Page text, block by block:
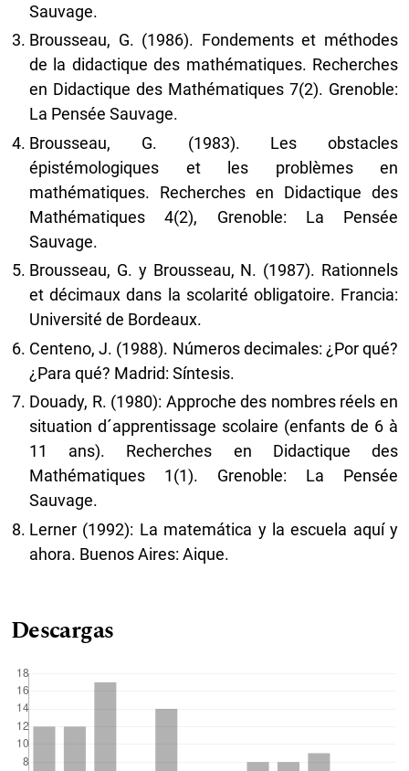
Sauvage.
Brousseau, G. (1986). Fondements et méthodes
de la didactique des mathématiques. Recherches
en Didactique des Mathématiques 7(2). Grenoble:
La Pensée Sauvage.
Brousseau, G. (1983). Les obstacles
épistémologiques et les problèmes en
mathématiques. Recherches en Didactique des
Mathématiques 4(2), Grenoble: La Pensée
Sauvage.
Brousseau, G. y Brousseau, N. (1987). Rationnels
et décimaux dans la scolarité obligatoire. Francia:
Université de Bordeaux.
Centeno, J. (1988). Números decimales: ¿Por qué?
¿Para qué? Madrid: Síntesis.
Douady, R. (1980): Approche des nombres réels en
situation d´apprentissage scolaire (enfants de 6 à
11 ans). Recherches en Didactique des
Mathématiques 1(1). Grenoble: La Pensée
Sauvage.
Lerner (1992): La matemática y la escuela aquí y
ahora. Buenos Aires: Aique.
Descargas